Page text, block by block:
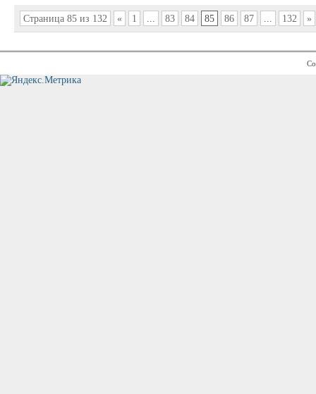
Страница 85 из 132 « 1 83 84 85 86 87 132 »